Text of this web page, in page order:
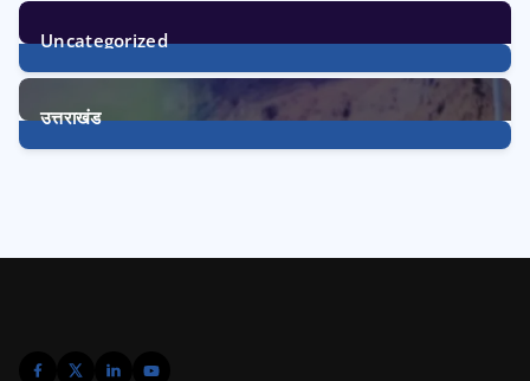
Uncategorized
1Post
उत्तराखंड